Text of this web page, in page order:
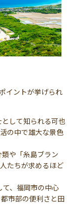
イントが挙げられ
して知られる可也
の中で雄大な景色
や「糸島ブラン
たちが求めるほど
、福岡市の中心
市部の便利さと田